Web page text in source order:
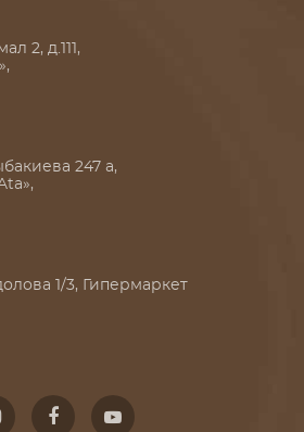
2, д.111,
247 а,
1/3, Гипермаркет